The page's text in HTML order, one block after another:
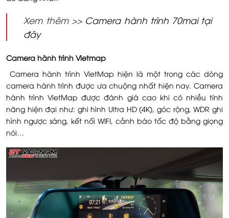
Xem thêm >> Camera hành trình 70mai tại
đây
Camera hành trình Vietmap
Camera hành trình VietMap hiện là một trong các dòng
camera hành trình được ưa chuộng nhất hiện nay. Camera
hành trình VietMap được đánh giá cao khi có nhiều tính
năng hiện đại như: ghi hình Ultra HD (4K), góc rộng, WDR ghi
hình ngược sáng, kết nối WIFI, cảnh báo tốc độ bằng giọng
nói…